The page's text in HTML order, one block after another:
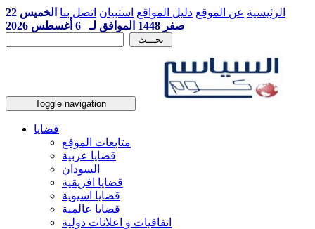
الرئيسية عن الموقع دليل المواقع استبيان اتصل بنا
الخميس 22
صفر 1448 الموافق لـ 6 أغسطس 2026
Toggle navigation
قضايا
متابعات الموقع
قضايا عربية
السودان
قضايا افريقية
قضايا اسيوية
قضايا عالمية
اتفاقيات و اعلانات دولية